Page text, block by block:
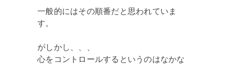
一般的にはその順番だと思われていま
す。
がしかし、、、
心をコントロールするというのはなかな